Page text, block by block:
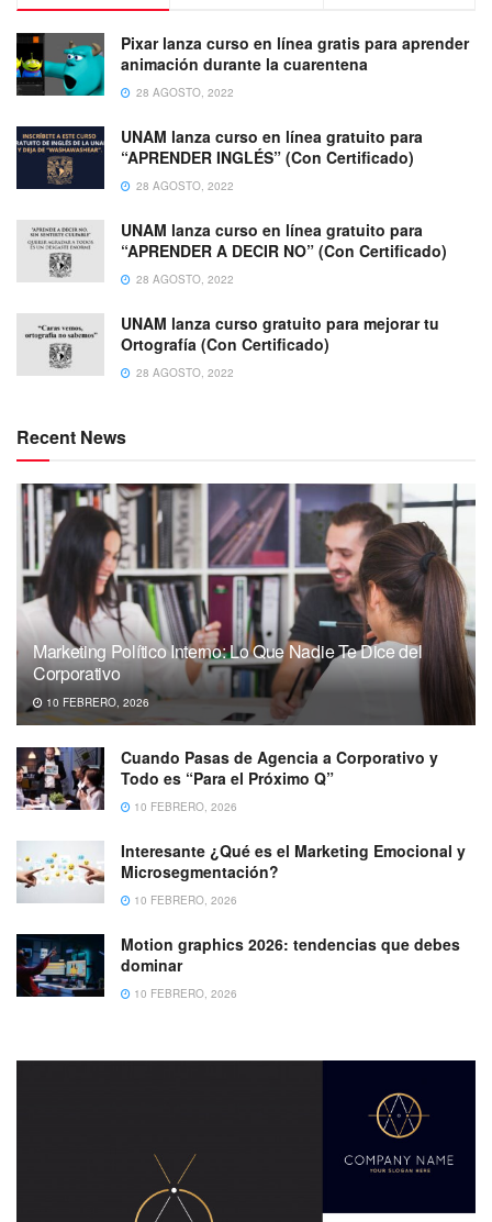
Pixar lanza curso en línea gratis para aprender
animación durante la cuarentena
28 AGOSTO, 2022
UNAM lanza curso en línea gratuito para
“APRENDER INGLÉS” (Con Certificado)
28 AGOSTO, 2022
UNAM lanza curso en línea gratuito para
“APRENDER A DECIR NO” (Con Certificado)
28 AGOSTO, 2022
UNAM lanza curso gratuito para mejorar tu
Ortografía (Con Certificado)
28 AGOSTO, 2022
Recent News
Marketing Político Interno: Lo Que Nadie Te Dice del
Corporativo
10 FEBRERO, 2026
Cuando Pasas de Agencia a Corporativo y
Todo es “Para el Próximo Q”
10 FEBRERO, 2026
Interesante ¿Qué es el Marketing Emocional y
Microsegmentación?
10 FEBRERO, 2026
Motion graphics 2026: tendencias que debes
dominar
10 FEBRERO, 2026